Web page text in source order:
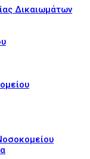
Δικαιωμάτων